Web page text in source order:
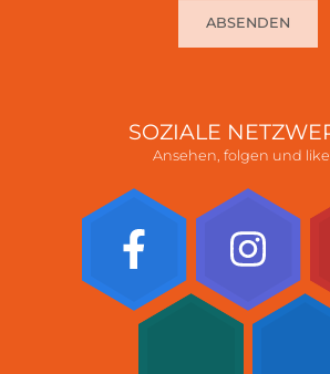
ABSENDEN
SOZIALE
Ansehen, folgen und